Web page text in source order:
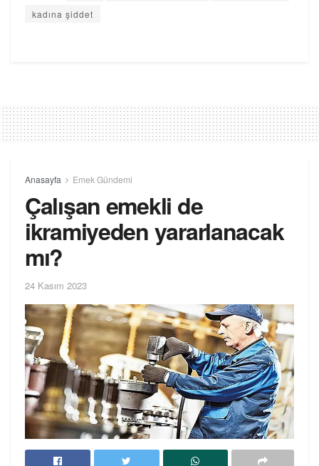
kadına şiddet
Anasayfa Emek Gündemi
Çalışan emekli de
ikramiyeden yararlanacak
mı?
24 Kasım 2023